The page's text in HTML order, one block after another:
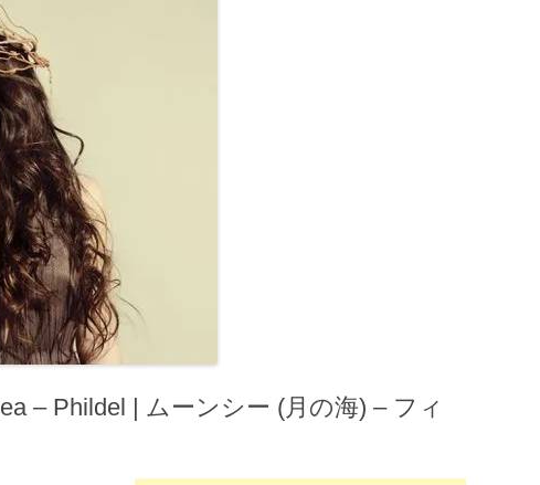
– Phildel | ムーンシー (月の海) – フィ